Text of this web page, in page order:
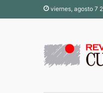
viernes, agosto 7